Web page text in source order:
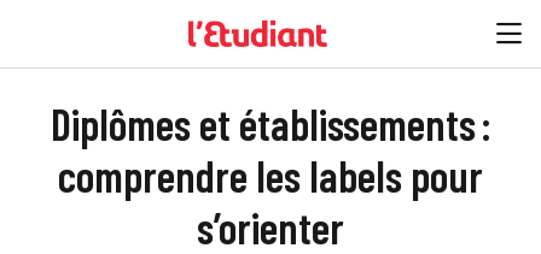
Diplômes et établissements :
comprendre les labels pour
s’orienter